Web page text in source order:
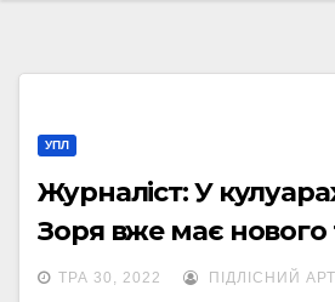
УПЛ
Журналіст: У
Зоря вже має нового
ТРА 30, 2022 ПІДЛІСНИЙ